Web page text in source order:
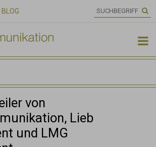
BLOG 
von
Lieb
und LMG